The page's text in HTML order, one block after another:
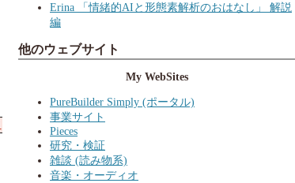
Erina 「情緒的AIと形態素解析のおはなし」 解説
編
他のウェブサイト
My WebSites
PureBuilder Simply (ポータル)
事業サイト
Pieces
研究・検証
雑談 (読み物系)
音楽・オーディオ